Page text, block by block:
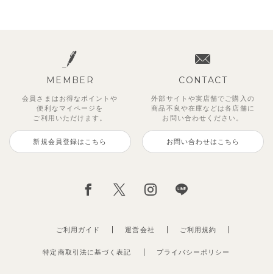
MEMBER
会員さまはお得なポイントや
便利な マイページを
ご利用いただけます。
新規会員登録はこちら
CONTACT
外部サイトや実店舗でご購入の
商品不良や在庫などは各店舗に
お問い合わせください。
お問い合わせはこちら
ご利用ガイド 運営会社
特定商取引法に基づく表記 プライバシーポリシー
ご利用規約